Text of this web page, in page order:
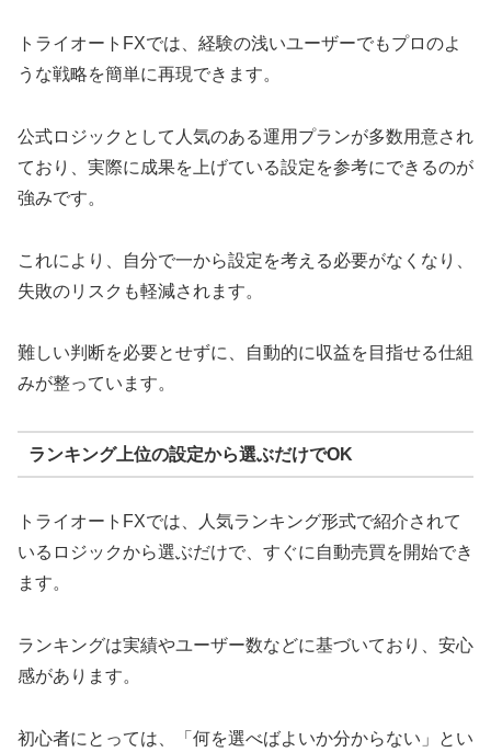
トライオートFXでは、経験の浅いユーザーでもプロのよ
うな戦略を簡単に再現できます。
公式ロジックとして人気のある運用プランが多数用意され
ており、実際に成果を上げている設定を参考にできるのが
強みです。
これにより、自分で一から設定を考える必要がなくなり、
失敗のリスクも軽減されます。
難しい判断を必要とせずに、自動的に収益を目指せる仕組
みが整っています。
ランキング上位の設定から選ぶだけでOK
トライオートFXでは、人気ランキング形式で紹介されて
いるロジックから選ぶだけで、すぐに自動売買を開始でき
ます。
ランキングは実績やユーザー数などに基づいており、安心
感があります。
初心者にとっては、「何を選べばよいか分からない」とい